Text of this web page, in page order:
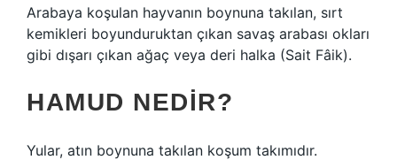
Arabaya koşulan hayvanın boynuna takılan, sırt
kemikleri boyunduruktan çıkan savaş arabası okları
gibi dışarı çıkan ağaç veya deri halka (Sait Fâik).
HAMUD NEDIR?
Yular, atın boynuna takılan koşum takımıdır.